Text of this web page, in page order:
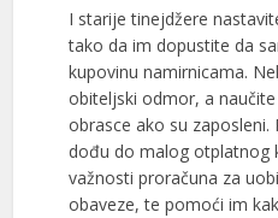
I starije tinejdžere
tako da im dopustite da
kupovinu namirnicama.
obiteljski odmor, a
obrasce ako su zaposleni.
dođu do malog otplatnog
važnosti proračuna za
obaveze, te pomoći im